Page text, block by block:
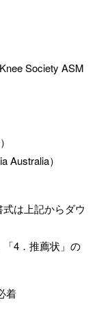
Society ASM
Australia）
は上記からダウ
4．推薦状」の
着